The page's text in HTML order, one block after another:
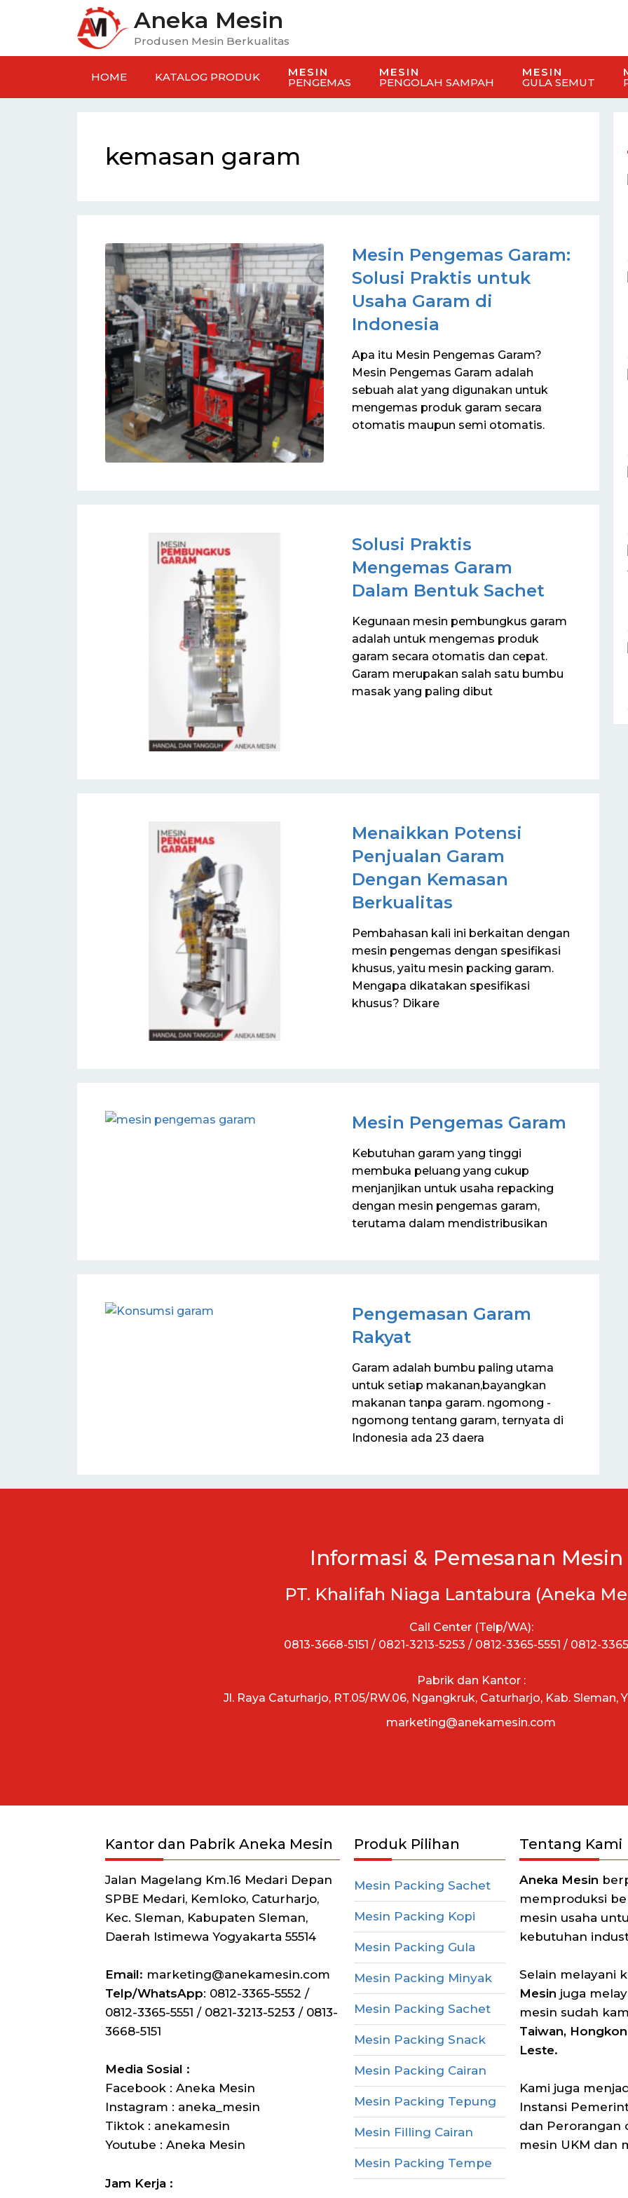
Aneka Mesin
Produsen Mesin Berkualitas
HOME KATALOG PRODUK MESIN
PENGEMAS
MESIN
PENGOLAH SAMPAH
MESIN
GULA SEMUT
kemasan garam
Mesin Pengemas Garam:
Solusi Praktis untuk
Usaha Garam di
Indonesia
Apa itu Mesin Pengemas Garam?
Mesin Pengemas Garam adalah
sebuah alat yang digunakan untuk
mengemas produk garam secara
otomatis maupun semi otomatis.
Solusi Praktis
Mengemas Garam
Dalam Bentuk Sachet
Kegunaan mesin pembungkus garam
adalah untuk mengemas produk
garam secara otomatis dan cepat.
Garam merupakan salah satu bumbu
masak yang paling dibut
Menaikkan Potensi
Penjualan Garam
Dengan Kemasan
Berkualitas
Pembahasan kali ini berkaitan dengan
mesin pengemas dengan spesifikasi
khusus, yaitu mesin packing garam.
Mengapa dikatakan spesifikasi
khusus? Dikare
Mesin Pengemas Garam
Kebutuhan garam yang tinggi
membuka peluang yang cukup
menjanjikan untuk usaha repacking
dengan mesin pengemas garam,
terutama dalam mendistribusikan
Pengemasan Garam
Rakyat
Garam adalah bumbu paling utama
untuk setiap makanan,bayangkan
makanan tanpa garam. ngomong -
ngomong tentang garam, ternyata di
Indonesia ada 23 daera
Informasi & Pemesanan Mesin
PT. Khalifah Niaga Lantabura (Aneka
Call Center (Telp/WA):
0813-3668-5151 / 0821-3213-5253 / 0812-3365-5551 / 0812-
Pabrik dan Kantor :
Jl. Raya Caturharjo, RT.05/RW.06, Ngangkruk, Caturharjo, Kab. Sleman,
marketing@anekamesin.com
Kantor dan Pabrik Aneka Mesin
Jalan Magelang Km.16 Medari Depan
SPBE Medari, Kemloko, Caturharjo,
Kec. Sleman, Kabupaten Sleman,
Daerah Istimewa Yogyakarta 55514
Email: marketing@anekamesin.com
Telp/WhatsApp: 0812-3365-5552 /
0812-3365-5551 / 0821-3213-5253 / 0813-
3668-5151
Media Sosial :
Facebook : Aneka Mesin
Instagram : aneka_mesin
Tiktok : anekamesin
Youtube : Aneka Mesin
Jam Kerja :
Produk Pilihan
Mesin Packing Sachet
Mesin Packing Kopi
Mesin Packing Gula
Mesin Packing Minyak
Mesin Packing Sachet
Mesin Packing Snack
Mesin Packing Cairan
Mesin Packing Tepung
Mesin Filling Cairan
Mesin Packing Tempe
Tentang Kami
Aneka Mesin
memproduksi
mesin usaha
kebutuhan
Selain melayani
Mesin juga
mesin sudah
Taiwan,
Leste.
Kami juga
Instansi
dan Perorangan
mesin UKM dan